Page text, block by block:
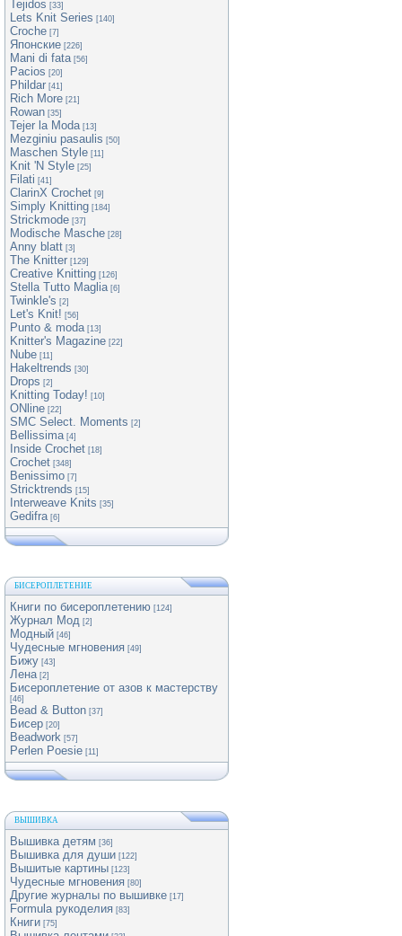
Tejidos [33]
Lets Knit Series [140]
Croche [7]
Японские [226]
Mani di fata [56]
Pacios [20]
Phildar [41]
Rich More [21]
Rowan [35]
Tejer la Moda [13]
Mezginiu pasaulis [50]
Maschen Style [11]
Knit 'N Style [25]
Filati [41]
ClarinX Crochet [9]
Simply Knitting [184]
Strickmode [37]
Modische Masche [28]
Anny blatt [3]
The Knitter [129]
Creative Knitting [126]
Stella Tutto Maglia [6]
Twinkle's [2]
Let's Knit! [56]
Punto & moda [13]
Knitter's Magazine [22]
Nube [11]
Hakeltrends [30]
Drops [2]
Knitting Today! [10]
ONline [22]
SMC Select. Moments [2]
Bellissima [4]
Inside Crochet [18]
Crochet [348]
Benissimo [7]
Stricktrends [15]
Interweave Knits [35]
Gedifra [6]
БИСЕРОПЛЕТЕНИЕ
Книги по бисероплетению [124]
Журнал Мод [2]
Модный [46]
Чудесные мгновения [49]
Бижу [43]
Лена [2]
Бисероплетение от азов к мастерству
[46]
Bead & Button [37]
Бисер [20]
Beadwork [57]
Perlen Poesie [11]
ВЫШИВКА
Вышивка детям [36]
Вышивка для души [122]
Вышитые картины [123]
Чудесные мгновения [80]
Другие журналы по вышивке [17]
Formula рукоделия [83]
Книги [75]